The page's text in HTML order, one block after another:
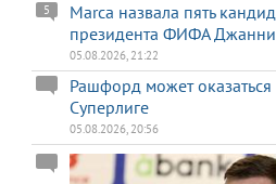
Marca назвала пять
президента ФИФА
5
05.08.2026, 21:22
Рашфорд может оказаться
Суперлиге
05.08.2026, 20:56